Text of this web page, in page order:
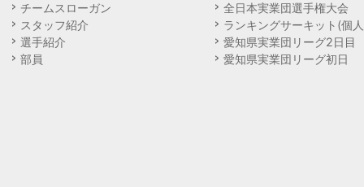
チームスローガン
スタッフ紹介
選手紹介
部員
全日本実業団選手権大会
ランキングサーキット(個
愛知県実業団リーグ2日目
愛知県実業団リーグ初日